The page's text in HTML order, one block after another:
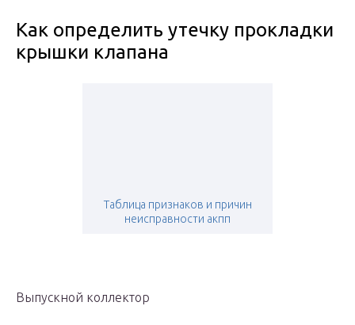
Как определить утечку прокладки
крышки клапана
Таблица признаков и причин
неисправности акпп
Выпускной коллектор